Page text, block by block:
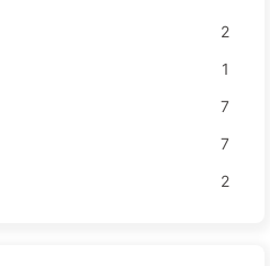
2
1
7
7
2